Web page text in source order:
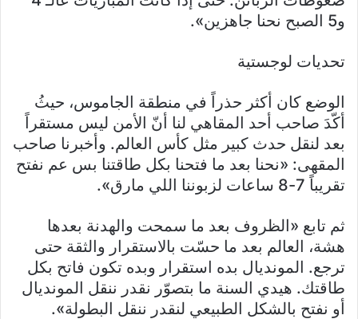
و5 الصبح نحنا جاهزين».
تحديات لوجستية
الوضع كان أكثر حذراً في منطقة الجاموس، حيثُ
أكّدَ صاحب أحد المقاهي لنا أنّ الأمن ليس مستقراً
بعد لنقل حدث كبير مثل كأس العالم. وأخبرنا صاحب
المقهى: «نحنا بعد ما فتحنا بكل طاقتنا بس عم نفتح
تقريباً 7-8 ساعات لزبوننا اللي مارق».
ثم تابع «الظروف بعد ما سمحت والهدنة بعدها
هشة، العالم بعد ما حسّت بالاستقرار والثقة حتى
ترجع. المونديال بده استقرار وبده تكون فاتح بكل
طاقتك. هيدي السنة ما بتصوّر نقدر ننقل المونديال
أو نفتح بالشكل الطبيعي لنقدر ننقل البطولة».